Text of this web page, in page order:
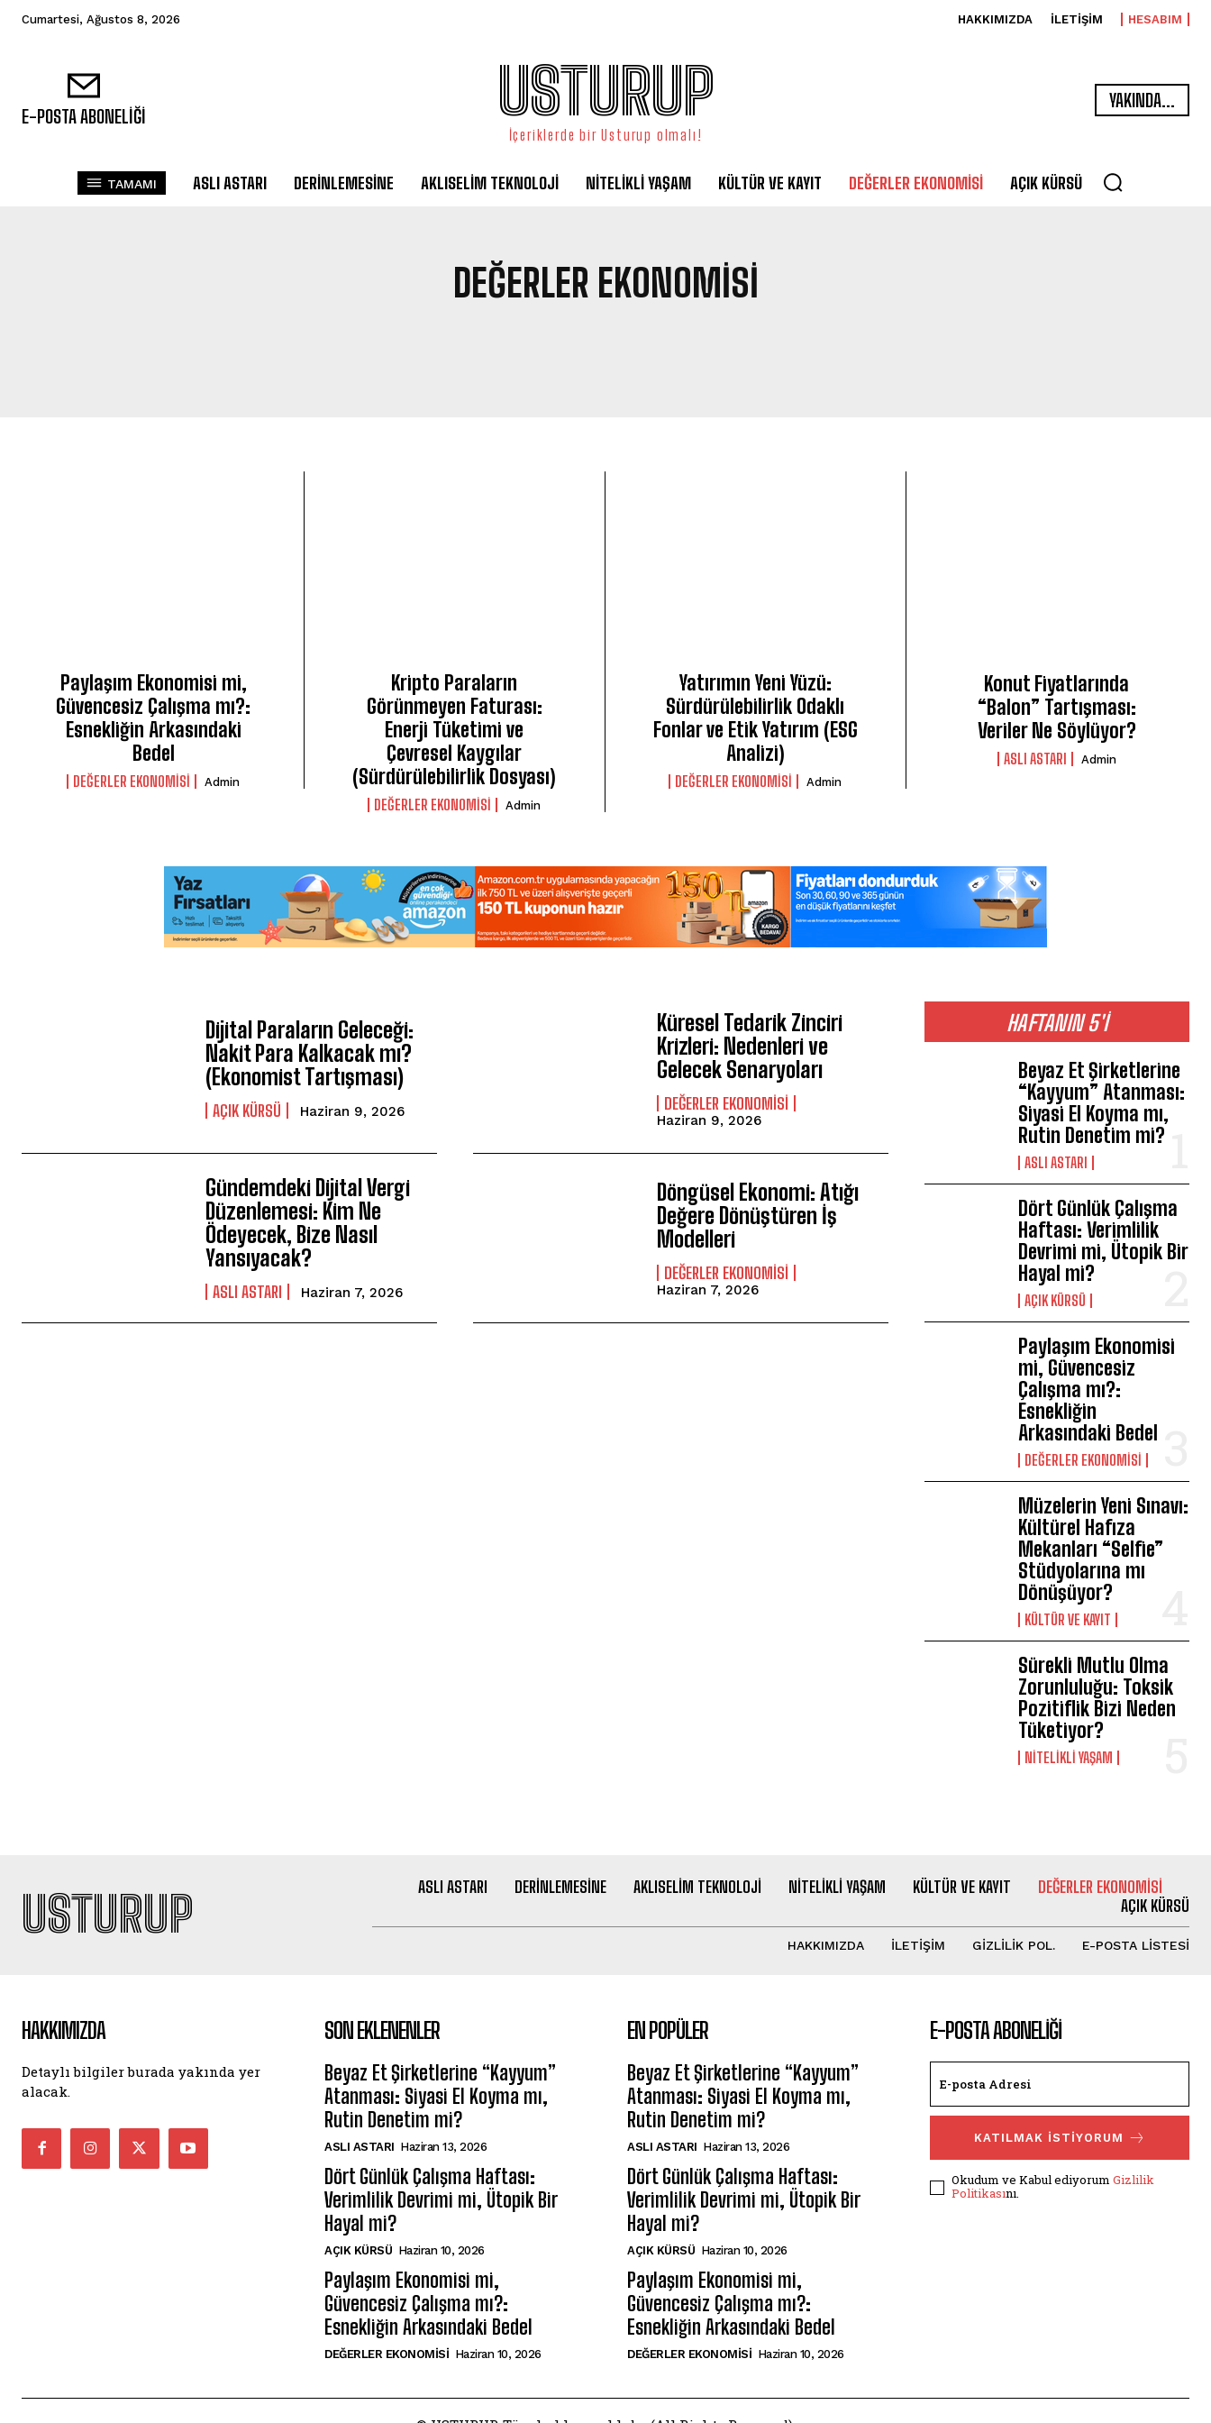
Cumartesi, Ağustos 8, 2026 HAKKIMIZDA İLETİŞİM HESABIM
E-POSTA ABONELİĞİ USTURUP
İçeriklerde bir Usturup olmalı!
YAKINDA...
TAMAMI ASLI ASTARI DERINLEMESINE AKLISELIM TEKNOLOJI NITELIKLI YAŞAM KÜLTÜR VE KAYIT DEĞERLER EKONOMISI AÇIK KÜRSÜ
DEĞERLER EKONOMISI
Paylaşım Ekonomisi mi,
Güvencesiz Çalışma mı?:
Esnekliğin Arkasındaki
Bedel
DEĞERLER EKONOMISI Admin
Kripto Paraların
Görünmeyen Faturası:
Enerji Tüketimi ve
Çevresel Kaygılar
(Sürdürülebilirlik Dosyası)
DEĞERLER EKONOMISI Admin
Yatırımın Yeni Yüzü:
Sürdürülebilirlik Odaklı
Fonlar ve Etik Yatırım (ESG
Analizi)
DEĞERLER EKONOMISI Admin
Konut Fiyatlarında
“Balon” Tartışması:
Veriler Ne Söylüyor?
ASLI ASTARI Admin
Dijital Paraların Geleceği:
Nakit Para Kalkacak mı?
(Ekonomist Tartışması)
AÇIK KÜRSÜ Haziran 9, 2026
Küresel Tedarik Zinciri
Krizleri: Nedenleri ve
Gelecek Senaryoları
DEĞERLER EKONOMISI
Haziran 9, 2026
Gündemdeki Dijital Vergi
Düzenlemesi: Kim Ne
Ödeyecek, Bize Nasıl
Yansıyacak?
ASLI ASTARI Haziran 7, 2026
Döngüsel Ekonomi: Atığı
Değere Dönüştüren İş
Modelleri
DEĞERLER EKONOMISI
Haziran 7, 2026
HAFTANIN 5'İ
Beyaz Et Şirketlerine
“Kayyum” Atanması:
Siyasi El Koyma mı,
Rutin Denetim mi?
ASLI ASTARI
Dört Günlük Çalışma
Haftası: Verimlilik
Devrimi mi, Ütopik Bir
Hayal mi?
AÇIK KÜRSÜ
Paylaşım Ekonomisi
mi, Güvencesiz
Çalışma mı?:
Esnekliğin
Arkasındaki Bedel
DEĞERLER EKONOMISI
Müzelerin Yeni Sınavı:
Kültürel Hafıza
Mekanları “Selfie”
Stüdyolarına mı
Dönüşüyor?
KÜLTÜR VE KAYIT
Sürekli Mutlu Olma
Zorunluluğu: Toksik
Pozitiflik Bizi Neden
Tüketiyor?
NITELIKLI YAŞAM
USTURUP ASLI ASTARI DERINLEMESINE AKLISELIM TEKNOLOJI NITELIKLI YAŞAM KÜLTÜR VE KAYIT
DEĞERLER EKONOMISI
AÇIK KÜRSÜ
HAKKIMIZDA İLETİŞİM GİZLİLİK POL. E-POSTA LİSTESİ
HAKKIMIZDA
Detaylı bilgiler burada yakında yer
alacak.
SON EKLENENLER
Beyaz Et Şirketlerine “Kayyum”
Atanması: Siyasi El Koyma mı,
Rutin Denetim mi?
ASLI ASTARI Haziran 13, 2026
Dört Günlük Çalışma Haftası:
Verimlilik Devrimi mi, Ütopik Bir
Hayal mi?
AÇIK KÜRSÜ Haziran 10, 2026
Paylaşım Ekonomisi mi,
Güvencesiz Çalışma mı?:
Esnekliğin Arkasındaki Bedel
DEĞERLER EKONOMISI Haziran 10, 2026
EN POPÜLER
Beyaz Et Şirketlerine “Kayyum”
Atanması: Siyasi El Koyma mı,
Rutin Denetim mi?
ASLI ASTARI Haziran 13, 2026
Dört Günlük Çalışma Haftası:
Verimlilik Devrimi mi, Ütopik Bir
Hayal mi?
AÇIK KÜRSÜ Haziran 10, 2026
Paylaşım Ekonomisi mi,
Güvencesiz Çalışma mı?:
Esnekliğin Arkasındaki Bedel
DEĞERLER EKONOMISI Haziran 10, 2026
E-POSTA ABONELİĞİ
KATILMAK İSTİYORUM
Okudum ve Kabul ediyorum Gizlilik
Politikasını.